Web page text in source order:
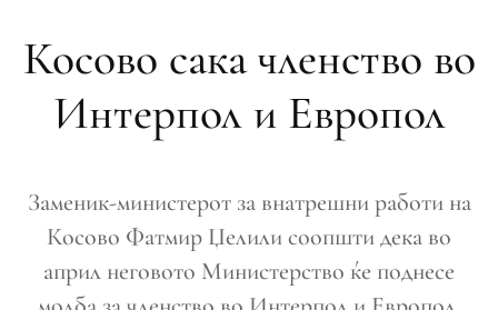
Косово сака членство во
Интерпол и Европол
Заменик-министерот за внатрешни работи на
Косово Фатмир Џелили соопшти дека во
април неговото Министерство ќе поднесе